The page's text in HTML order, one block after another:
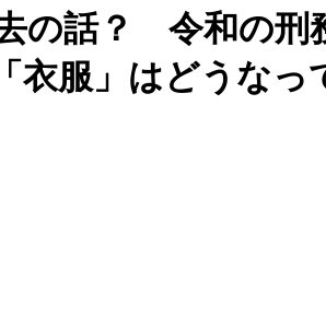
の話？ 令和の刑
衣服」はどうなっ